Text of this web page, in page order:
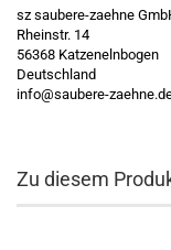
sz saubere-zaehne
Rheinstr. 14
56368 Katzenelnbogen
Deutschland
info@saubere-
Zu diesem